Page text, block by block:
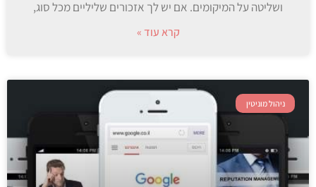
ושליטה על המיקומים. אם יש לך אזכורים שליליים מכל סוג,
קרא עוד »
ניהול מוניטין